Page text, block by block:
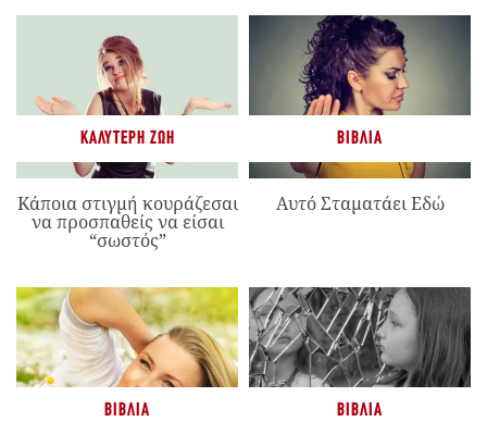
ΚΑΛΎΤΕΡΗ ΖΩΉ
Κάποια στιγμή κουράζεσαι
να προσπαθείς να είσαι
“σωστός”
ΒΙΒΛΊΑ
Αυτό Σταματάει Εδώ
ΒΙΒΛΊΑ ΒΙΒΛΊΑ